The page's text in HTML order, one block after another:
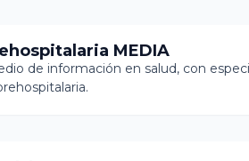
MEDIA
de información en salud, con